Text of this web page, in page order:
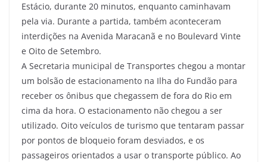
Estácio, durante 20 minutos, enquanto caminhavam
pela via. Durante a partida, também aconteceram
interdições na Avenida Maracanã e no Boulevard Vinte
e Oito de Setembro.
A Secretaria municipal de Transportes chegou a montar
um bolsão de estacionamento na Ilha do Fundão para
receber os ônibus que chegassem de fora do Rio em
cima da hora. O estacionamento não chegou a ser
utilizado. Oito veículos de turismo que tentaram passar
por pontos de bloqueio foram desviados, e os
passageiros orientados a usar o transporte público. Ao